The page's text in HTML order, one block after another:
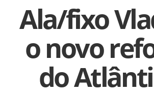
Ala/fixo
o novo
do